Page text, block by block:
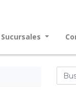
Sucursales